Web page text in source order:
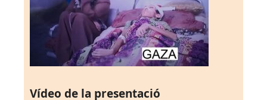
Vídeo de la presentació